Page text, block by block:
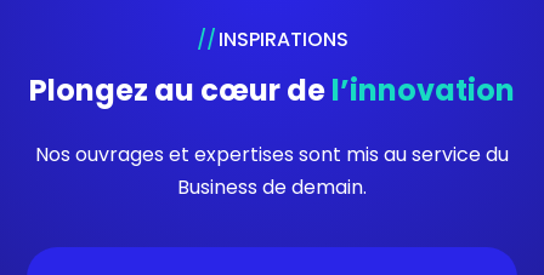
INSPIRATIONS
Plongez au cœur del’innovation
Nos ouvrages et expertises sont mis au service du
Business de demain.